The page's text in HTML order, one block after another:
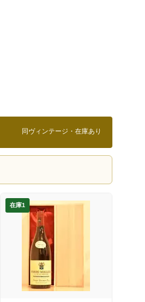
同ヴィンテージ・在庫あり
在庫1